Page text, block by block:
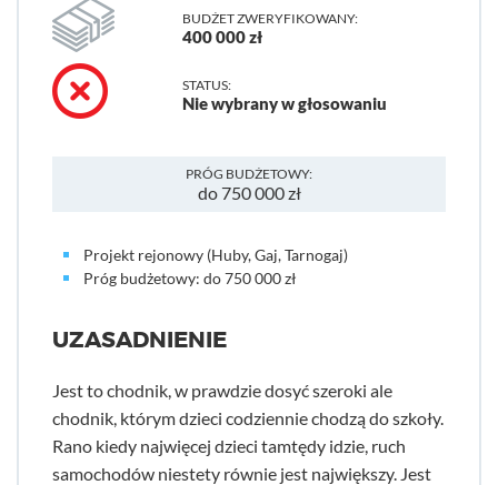
BUDŻET ZWERYFIKOWANY:
400 000 zł
STATUS:
Nie wybrany w głosowaniu
PRÓG BUDŻETOWY:
do 750 000 zł
Projekt rejonowy (Huby, Gaj, Tarnogaj)
Próg budżetowy: do 750 000 zł
UZASADNIENIE
Jest to chodnik, w prawdzie dosyć szeroki ale
chodnik, którym dzieci codziennie chodzą do szkoły.
Rano kiedy najwięcej dzieci tamtędy idzie, ruch
samochodów niestety równie jest największy. Jest